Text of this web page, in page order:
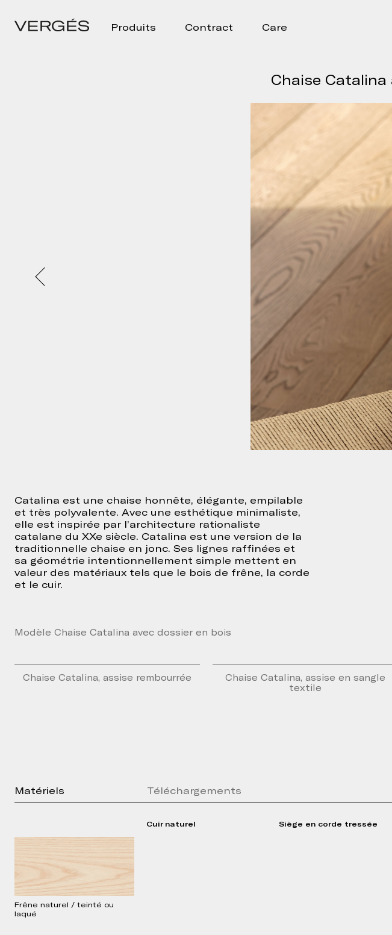
Produits Contract Care
Chaise Catalina
Catalina est une chaise honnête, élégante, empilable
et très polyvalente. Avec une esthétique minimaliste,
elle est inspirée par l’architecture rationaliste
catalane du XXe siècle. Catalina est une version de la
traditionnelle chaise en jonc. Ses lignes raffinées et
sa géométrie intentionnellement simple mettent en
valeur des matériaux tels que le bois de frêne, la corde
et le cuir.
Modèle Chaise Catalina avec dossier en bois
Chaise Catalina, assise rembourrée
Chaise Catalina, assise en sangle
textile
Matériels Téléchargements
Frêne naturel / teinté ou
laqué
Cuir naturel Siège en corde tressée
Brochure
Technical Sheet
2D Models
3D Models